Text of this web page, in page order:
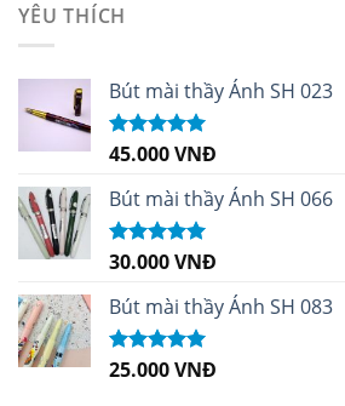
YÊU THÍCH
Bút mài thầy Ánh SH 023
Được xếp
sao
45.000VNĐ
Bút mài thầy Ánh SH 066
Được xếp
sao
30.000VNĐ
Bút mài thầy Ánh SH 083
Được xếp
25.000VNĐ